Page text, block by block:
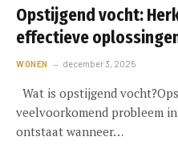
Opstijgend vocht:
effectieve
WONEN december 3, 2025
Wat is opstijgend
veelvoorkomend probleem
ontstaat wanneer…